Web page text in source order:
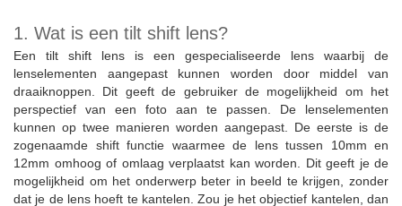
1. Wat is een tilt shift lens?
Een tilt shift lens is een gespecialiseerde lens waarbij de
lenselementen aangepast kunnen worden door middel van
draaiknoppen. Dit geeft de gebruiker de mogelijkheid om het
perspectief van een foto aan te passen. De lenselementen
kunnen op twee manieren worden aangepast. De eerste is de
zogenaamde shift functie waarmee de lens tussen 10mm en
12mm omhoog of omlaag verplaatst kan worden. Dit geeft je de
mogelijkheid om het onderwerp beter in beeld te krijgen, zonder
dat je de lens hoeft te kantelen. Zou je het objectief kantelen, dan